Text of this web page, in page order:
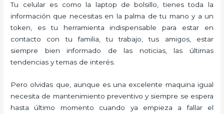
Tu celular es como la laptop de bolsillo, tienes toda la
información que necesitas en la palma de tu mano y a un
token, es tu herramienta indispensable para estar en
contacto con tu familia, tu trabajo, tus amigos, estar
siempre bien informado de las noticias, las últimas
tendencias y temas de interés.
Pero olvidas que, aunque es una excelente maquina igual
necesita de mantenimiento preventivo y siempre se espera
hasta último momento cuando ya empieza a fallar el